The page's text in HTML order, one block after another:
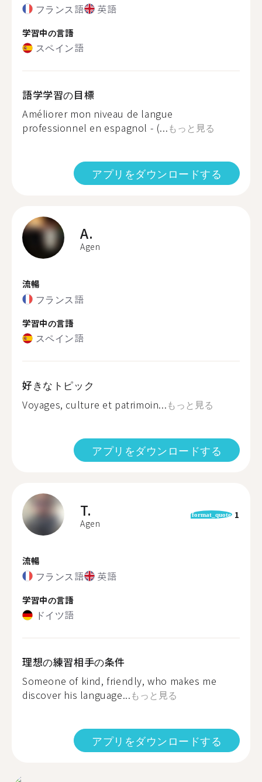
フランス語 英語
学習中の言語
スペイン語
語学学習の目標
Améliorer mon niveau de langue
professionnel en espagnol - (...もっと見る
アプリをダウンロードする
A.
Agen
流暢
フランス語
学習中の言語
スペイン語
好きなトピック
Voyages, culture et patrimoin...もっと見る
アプリをダウンロードする
T.
Agen
format_quote 1
流暢
フランス語 英語
学習中の言語
ドイツ語
理想の練習相手の条件
Someone of kind, friendly, who makes me
discover his language...もっと見る
アプリをダウンロードする